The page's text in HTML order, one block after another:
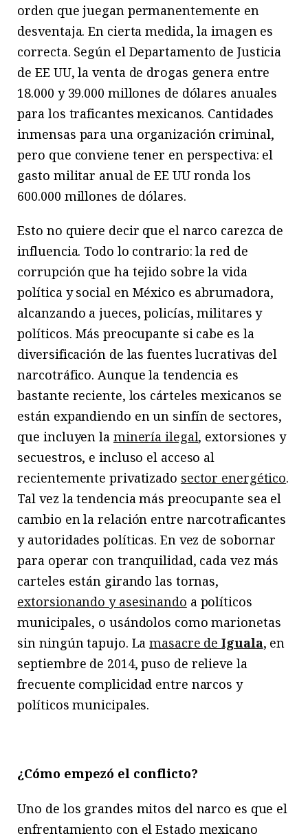
orden que juegan permanentemente en
desventaja. En cierta medida, la imagen es
correcta. Según el Departamento de Justicia
de EE UU, la venta de drogas genera entre
18.000 y 39.000 millones de dólares anuales
para los traficantes mexicanos. Cantidades
inmensas para una organización criminal,
pero que conviene tener en perspectiva: el
gasto militar anual de EE UU ronda los
600.000 millones de dólares.
Esto no quiere decir que el narco carezca de
influencia. Todo lo contrario: la red de
corrupción que ha tejido sobre la vida
política y social en México es abrumadora,
alcanzando a jueces, policías, militares y
políticos. Más preocupante si cabe es la
diversificación de las fuentes lucrativas del
narcotráfico. Aunque la tendencia es
bastante reciente, los cárteles mexicanos se
están expandiendo en un sinfín de sectores,
que incluyen la minería ilegal, extorsiones y
secuestros, e incluso el acceso al
recientemente privatizado sector energético.
Tal vez la tendencia más preocupante sea el
cambio en la relación entre narcotraficantes
y autoridades políticas. En vez de sobornar
para operar con tranquilidad, cada vez más
carteles están girando las tornas,
extorsionando y asesinando a políticos
municipales, o usándolos como marionetas
sin ningún tapujo. Lamasacre deIguala, en
septiembre de 2014, puso de relieve la
frecuente complicidad entre narcos y
políticos municipales.
¿Cómo empezó el conflicto?
Uno de los grandes mitos del narco es que el
enfrentamiento con el Estado mexicano